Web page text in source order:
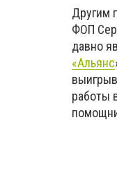
Другим
ФОП
давно
«Альянс
работы